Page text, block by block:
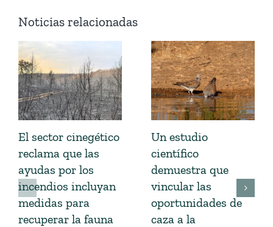
Noticias relacionadas
El sector cinegético
reclama que las
ayudas por los
incendios incluyan
medidas para
recuperar la fauna
Un estudio
científico
demuestra que
vincular las
oportunidades de
caza a la